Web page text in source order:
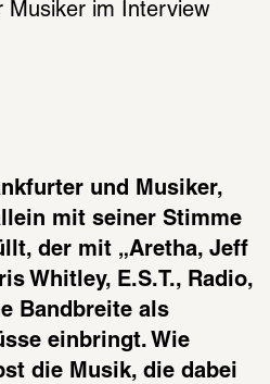
Musiker im Interview
und Musiker,
mit seiner Stimme
der mit „Aretha, Jeff
Whitley, E.S.T., Radio,
Bandbreite als
einbringt. Wie
die Musik, die dabei